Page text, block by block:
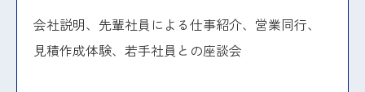
会社説明、先輩社員による仕事紹介、営業同行、
見積作成体験、若手社員との座談会